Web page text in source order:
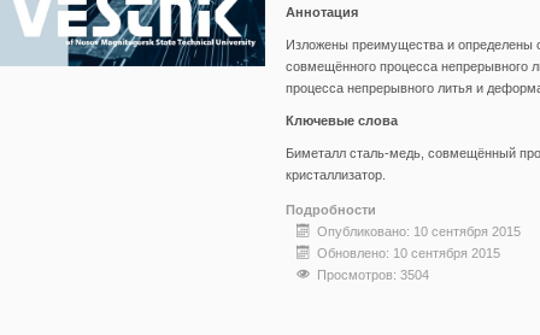
Аннотация
Изложены преимущества и определены
совмещённого процесса непрерывного
процесса непрерывного литья и
Ключевые слова
Биметалл сталь-медь, совмещённый
кристаллизатор.
Подробности
Опубликовано: 10 сентября 2015
Обновлено: 10 сентября 2015
Просмотров: 3504